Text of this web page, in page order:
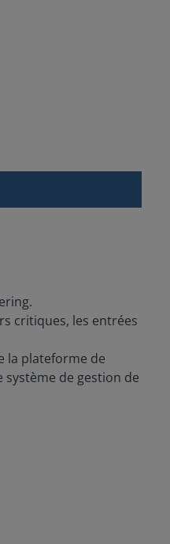
critiques, les entrées
la plateforme de
système de gestion de